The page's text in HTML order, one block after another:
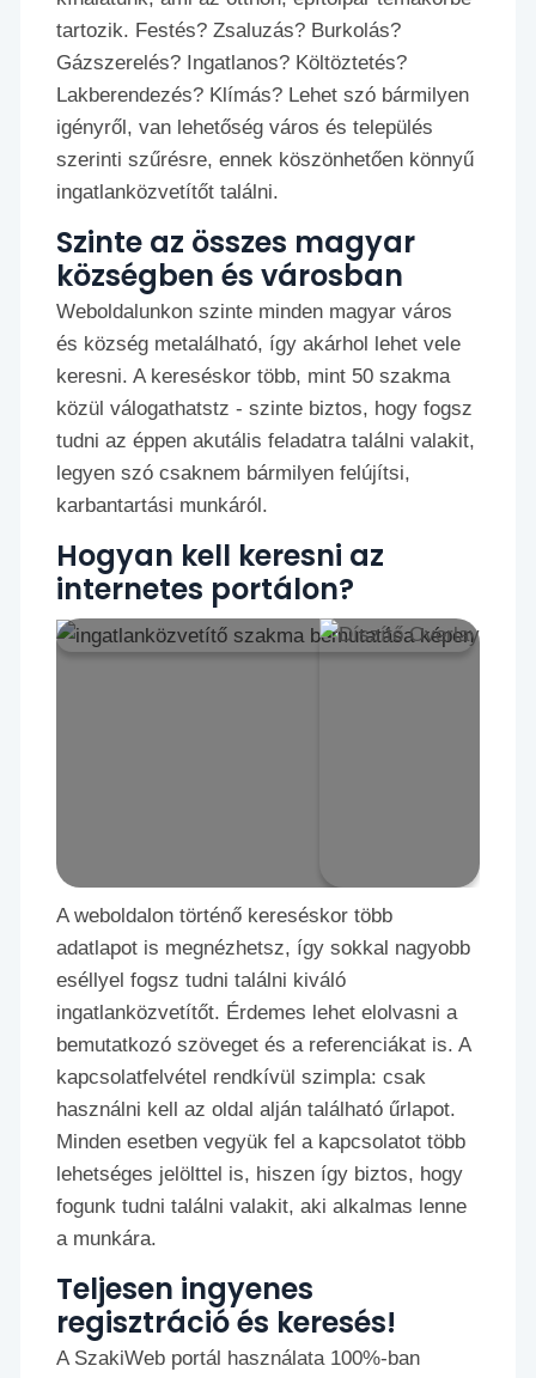
tartozik. Festés? Zsaluzás? Burkolás?
Gázszerelés? Ingatlanos? Költöztetés?
Lakberendezés? Klímás? Lehet szó bármilyen
igényről, van lehetőség város és település
szerinti szűrésre, ennek köszönhetően könnyű
ingatlanközvetítőt találni.
Szinte az összes magyar
községben és városban
Weboldalunkon szinte minden magyar város
és község metalálható, így akárhol lehet vele
keresni. A kereséskor több, mint 50 szakma
közül válogathatstz - szinte biztos, hogy fogsz
tudni az éppen akutális feladatra találni valakit,
legyen szó csaknem bármilyen felújítsi,
karbantartási munkáról.
Hogyan kell keresni az
internetes portálon?
A weboldalon történő kereséskor több
adatlapot is megnézhetsz, így sokkal nagyobb
eséllyel fogsz tudni találni kiváló
ingatlanközvetítőt. Érdemes lehet elolvasni a
bemutatkozó szöveget és a referenciákat is. A
kapcsolatfelvétel rendkívül szimpla: csak
használni kell az oldal alján található űrlapot.
Minden esetben vegyük fel a kapcsolatot több
lehetséges jelölttel is, hiszen így biztos, hogy
fogunk tudni találni valakit, aki alkalmas lenne
a munkára.
Teljesen ingyenes
regisztráció és keresés!
A SzakiWeb portál használata 100%-ban